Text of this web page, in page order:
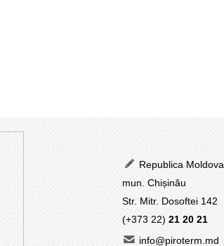
Republica Moldova
mun. Chișinău
Str. Mitr. Dosoftei 142
(+373 22) 21 20 21
info@piroterm.md